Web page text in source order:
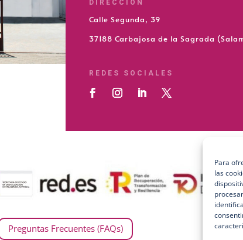
Para
las
DIRECCIÓN
Calle Segunda, 39
37188 Carbajosa de la Sagrada
REDES SOCIALES
Preguntas Frecuentes (FAQs)